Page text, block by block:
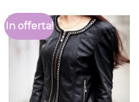
In offerta!